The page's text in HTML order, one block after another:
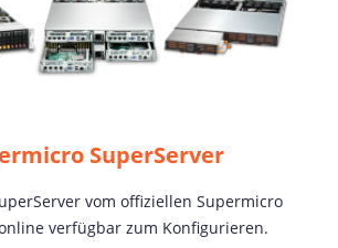
SuperServer
vom offiziellen Supermicro
verfügbar zum Konfigurieren.